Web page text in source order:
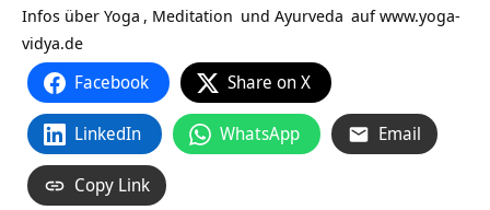
Infos über Yoga , Meditation und Ayurveda aufwww.yoga-
vidya.de
Facebook Share on X
LinkedIn WhatsApp Email
Copy Link